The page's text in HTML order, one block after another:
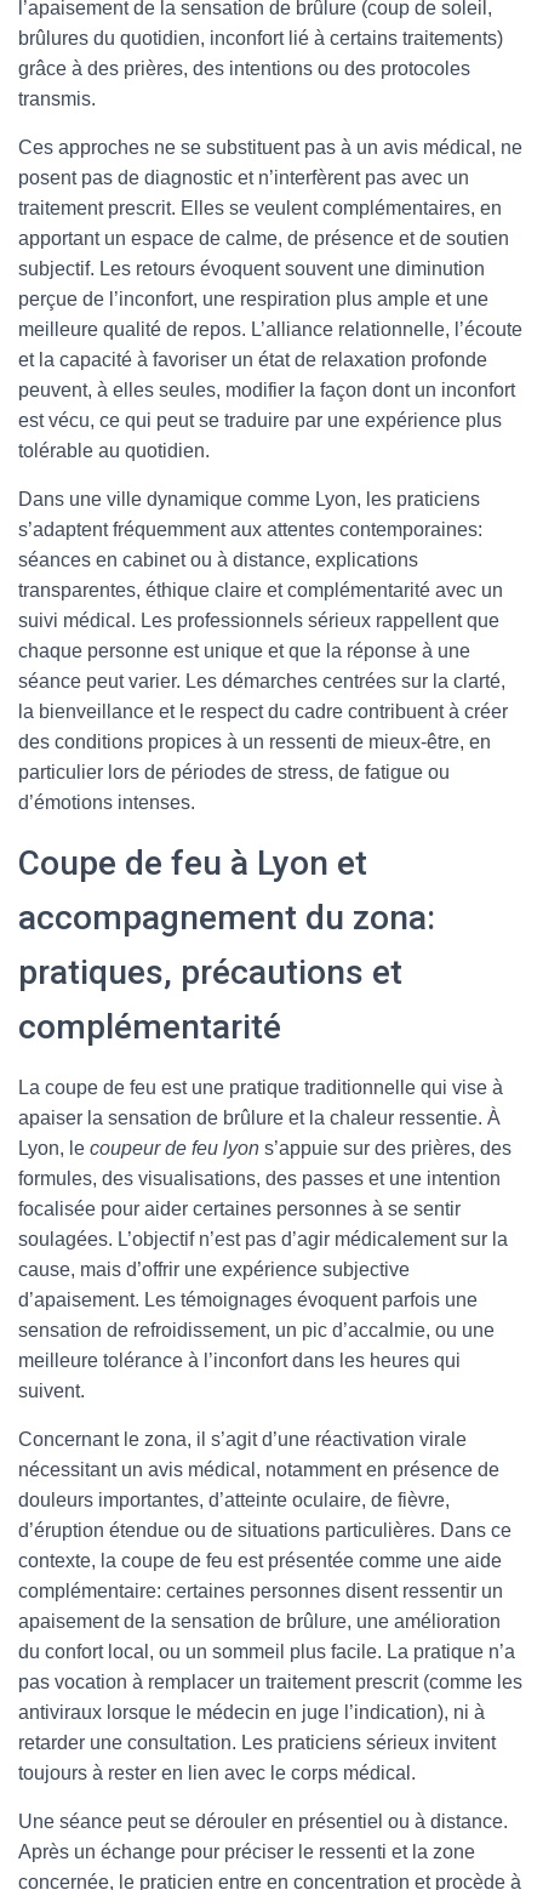
l’apaisement de la sensation de brûlure (coup de soleil,
brûlures du quotidien, inconfort lié à certains traitements)
grâce à des prières, des intentions ou des protocoles
transmis.
Ces approches ne se substituent pas à un avis médical, ne
posent pas de diagnostic et n’interfèrent pas avec un
traitement prescrit. Elles se veulent complémentaires, en
apportant un espace de calme, de présence et de soutien
subjectif. Les retours évoquent souvent une diminution
perçue de l’inconfort, une respiration plus ample et une
meilleure qualité de repos. L’alliance relationnelle, l’écoute
et la capacité à favoriser un état de relaxation profonde
peuvent, à elles seules, modifier la façon dont un inconfort
est vécu, ce qui peut se traduire par une expérience plus
tolérable au quotidien.
Dans une ville dynamique comme Lyon, les praticiens
s’adaptent fréquemment aux attentes contemporaines:
séances en cabinet ou à distance, explications
transparentes, éthique claire et complémentarité avec un
suivi médical. Les professionnels sérieux rappellent que
chaque personne est unique et que la réponse à une
séance peut varier. Les démarches centrées sur la clarté,
la bienveillance et le respect du cadre contribuent à créer
des conditions propices à un ressenti de mieux-être, en
particulier lors de périodes de stress, de fatigue ou
d’émotions intenses.
Coupe de feu à Lyon et
accompagnement du zona:
pratiques, précautions et
complémentarité
La coupe de feu est une pratique traditionnelle qui vise à
apaiser la sensation de brûlure et la chaleur ressentie. À
Lyon, le coupeur de feu lyon s’appuie sur des prières, des
formules, des visualisations, des passes et une intention
focalisée pour aider certaines personnes à se sentir
soulagées. L’objectif n’est pas d’agir médicalement sur la
cause, mais d’offrir une expérience subjective
d’apaisement. Les témoignages évoquent parfois une
sensation de refroidissement, un pic d’accalmie, ou une
meilleure tolérance à l’inconfort dans les heures qui
suivent.
Concernant le zona, il s’agit d’une réactivation virale
nécessitant un avis médical, notamment en présence de
douleurs importantes, d’atteinte oculaire, de fièvre,
d’éruption étendue ou de situations particulières. Dans ce
contexte, la coupe de feu est présentée comme une aide
complémentaire: certaines personnes disent ressentir un
apaisement de la sensation de brûlure, une amélioration
du confort local, ou un sommeil plus facile. La pratique n’a
pas vocation à remplacer un traitement prescrit (comme les
antiviraux lorsque le médecin en juge l’indication), ni à
retarder une consultation. Les praticiens sérieux invitent
toujours à rester en lien avec le corps médical.
Une séance peut se dérouler en présentiel ou à distance.
Après un échange pour préciser le ressenti et la zone
concernée, le praticien entre en concentration et procède à